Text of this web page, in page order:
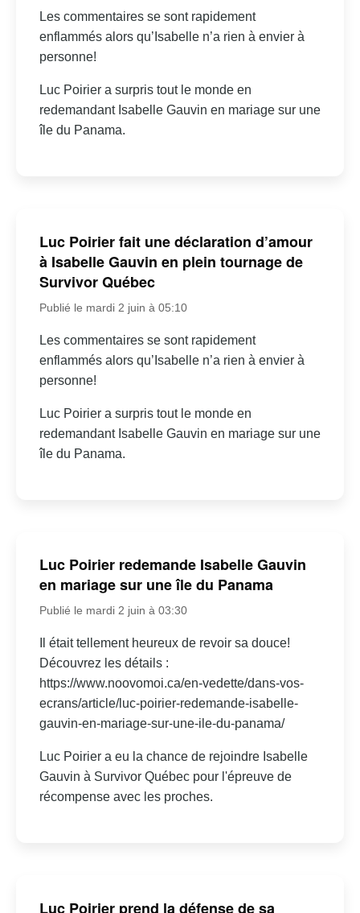
Les commentaires se sont rapidement
enflammés alors qu’Isabelle n’a rien à envier à
personne!
Luc Poirier a surpris tout le monde en
redemandant Isabelle Gauvin en mariage sur une
île du Panama.
Luc Poirier fait une déclaration d’amour
à Isabelle Gauvin en plein tournage de
Survivor Québec
Publié le mardi 2 juin à 05:10
Les commentaires se sont rapidement
enflammés alors qu’Isabelle n’a rien à envier à
personne!
Luc Poirier a surpris tout le monde en
redemandant Isabelle Gauvin en mariage sur une
île du Panama.
Luc Poirier redemande Isabelle Gauvin
en mariage sur une île du Panama
Publié le mardi 2 juin à 03:30
Il était tellement heureux de revoir sa douce!
Découvrez les détails :
https://www.noovomoi.ca/en-vedette/dans-vos-
ecrans/article/luc-poirier-redemande-isabelle-
gauvin-en-mariage-sur-une-ile-du-panama/
Luc Poirier a eu la chance de rejoindre Isabelle
Gauvin à Survivor Québec pour l'épreuve de
récompense avec les proches.
Luc Poirier prend la défense de sa